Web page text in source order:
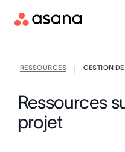
Contacter le
RESSOURCES GESTION
Ressources
projet